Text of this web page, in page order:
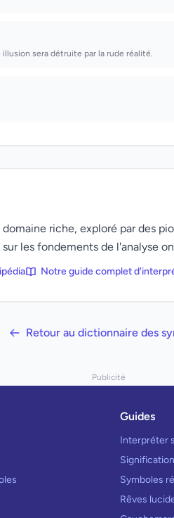
sera détruite par la rude réalité.
riche, exploré par des
les fondements de l'analyse
Notre guide complet
Retour au dictionnaire des
Publicité
Guides
Interpréter
Symboles
Rêves